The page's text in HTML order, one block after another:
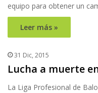
equipo para obtener un
Leer más »
31 Dic, 2015
Lucha a muerte
La Liga Profesional de